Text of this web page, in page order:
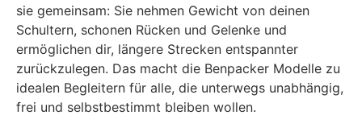
sie gemeinsam: Sie nehmen Gewicht von deinen
Schultern, schonen Rücken und Gelenke und
ermöglichen dir, längere Strecken entspannter
zurückzulegen. Das macht die Benpacker Modelle zu
idealen Begleitern für alle, die unterwegs unabhängig,
frei und selbstbestimmt bleiben wollen.